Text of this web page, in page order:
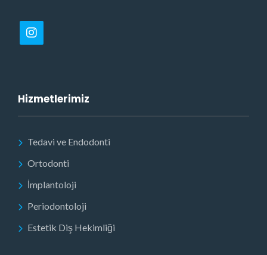
Hizmetlerimiz
Tedavi ve Endodonti
Ortodonti
İmplantoloji
Periodontoloji
Estetik Diş Hekimliği